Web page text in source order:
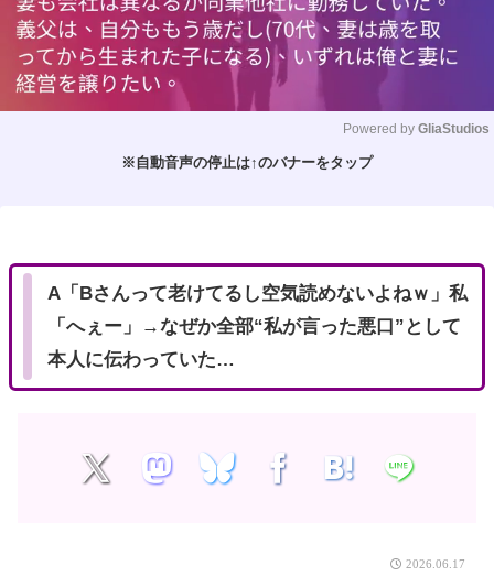
Powered by GliaStudios
※自動音声の停止は↑のバナーをタップ
A「Bさんって老けてるし空気読めないよねｗ」私
「へぇー」→なぜか全部“私が言った悪口”として
本人に伝わっていた…
2026.06.17